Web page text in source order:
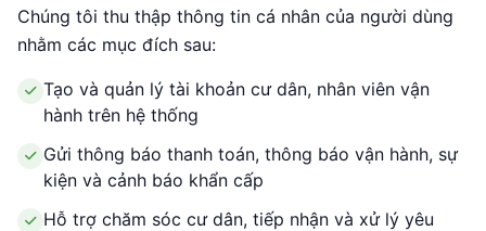
Chúng tôi thu thập thông tin cá nhân của người dùng
nhằm các mục đích sau:
Tạo và quản lý tài khoản cư dân, nhân viên vận
hành trên hệ thống
Gửi thông báo thanh toán, thông báo vận hành, sự
kiện và cảnh báo khẩn cấp
Hỗ trợ chăm sóc cư dân, tiếp nhận và xử lý yêu